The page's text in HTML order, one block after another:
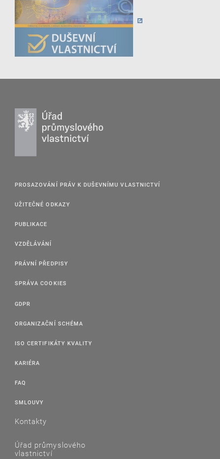
PROSAZOVÁNÍ PRÁV K DUŠEVNÍMU VLASTNICTVÍ
UŽITEČNÉ ODKAZY
PUBLIKACE
VZDĚLÁVÁNÍ
PRÁVNÍ PŘEDPISY
SPRÁVA COOKIES
GDPR
ORGANIZAČNÍ SCHÉMA
ISO CERTIFIKÁTY KVALITY
KARIÉRA
FAQ
SMLOUVY
Kontakty
Úřad průmyslového
vlastnictví